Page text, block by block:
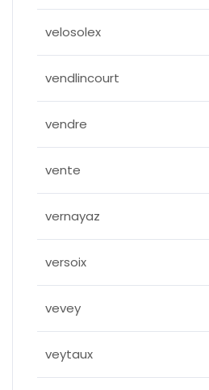
velosolex
vendlincourt
vendre
vente
vernayaz
versoix
vevey
veytaux